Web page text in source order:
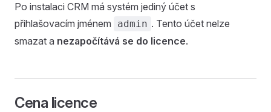
Po instalaci CRM má systém jediný účet s
přihlašovacím jménem
admin . Tento účet nelze
smazat a nezapočítává se do licence.
Cena licence